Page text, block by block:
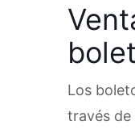
Los
través de